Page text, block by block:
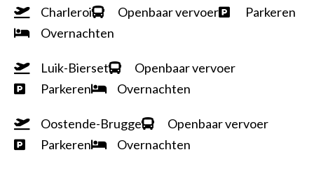
Charleroi Openbaar vervoer
Parkeren
Overnachten
Luik-Bierset
Openbaar vervoer
Parkeren
Overnachten
Oostende-Brugge
Openbaar vervoer
Parkeren
Overnachten